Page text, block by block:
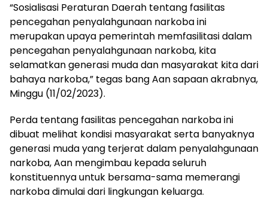
“Sosialisasi Peraturan Daerah tentang fasilitas
pencegahan penyalahgunaan narkoba ini
merupakan upaya pemerintah memfasilitasi dalam
pencegahan penyalahgunaan narkoba, kita
selamatkan generasi muda dan masyarakat kita dari
bahaya narkoba,” tegas bang Aan sapaan akrabnya,
Minggu (11/02/2023).
Perda tentang fasilitas pencegahan narkoba ini
dibuat melihat kondisi masyarakat serta banyaknya
generasi muda yang terjerat dalam penyalahgunaan
narkoba, Aan mengimbau kepada seluruh
konstituennya untuk bersama-sama memerangi
narkoba dimulai dari lingkungan keluarga.